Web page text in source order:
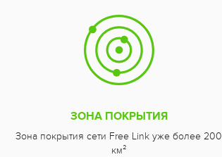
ЗОНА ПОКРЫТИЯ
Зона покрытия сети Free Link уже более 200
км²